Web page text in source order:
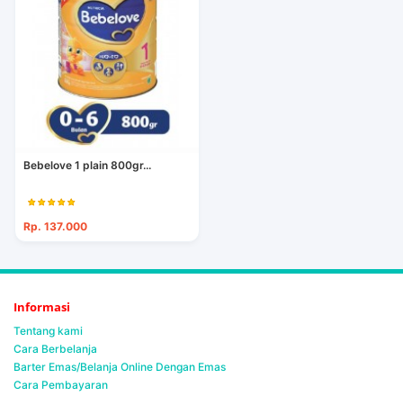
Bebelove 1 plain 800gr...
Rp. 137.000
Informasi
Tentang kami
Cara Berbelanja
Barter Emas/Belanja Online Dengan Emas
Cara Pembayaran